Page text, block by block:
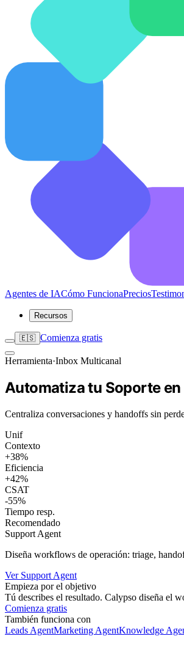
Agentes de IACómo FuncionaPrecios
Recursos
🇪🇸 Comienza gratis
Herramienta·Inbox Multicanal
Automatiza tu Soporte en
Centraliza conversaciones y handoffs sin
Unif
Contexto
+38%
Eficiencia
+42%
CSAT
-55%
Tiempo resp.
Recomendado
Support Agent
Diseña workflows de operación: triage,
Ver Support Agent
Empieza por el objetivo
Tú describes el resultado. Calypso diseña el
Comienza gratis
También funciona con
Leads AgentMarketing AgentKnowledge